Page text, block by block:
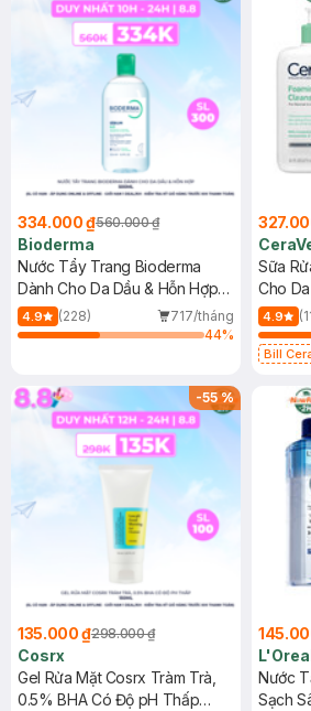
334.000 ₫560.000 ₫
Bioderma
Nước Tẩy Trang Bioderma
Dành Cho Da Dầu & Hỗn Hợp
500ml
4.9 (228)
717/tháng
44%
Sữa
Cho
473ml
4.9
Bill
-55%
135.000 ₫298.000 ₫
Cosrx
Gel Rửa Mặt Cosrx Tràm Trà,
0.5% BHA Có Độ pH Thấp
Nước
Sạch